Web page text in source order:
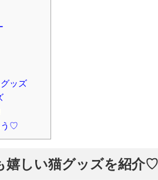
ッズ
う♡
嬉しい猫グッズを紹介♡